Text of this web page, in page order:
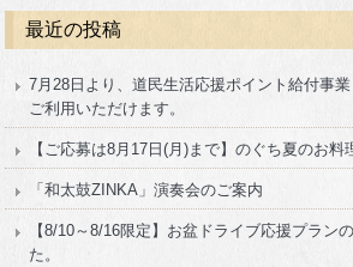
最近の投稿
7月28日より、道民生活応援ポイント給付事
ご利用いただけます。
【ご応募は8月17日(月)まで】のぐち夏のお
「和太鼓ZINKA」演奏会のご案内
【8/10～8/16限定】お盆ドライブ応援プラン
た。